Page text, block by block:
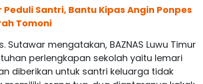
Peduli Santri, Bantu Kipas Angin Ponpes
Tomoni
Sutawar mengatakan, BAZNAS Luwu Timur
perlengkapan sekolah yaitu lemari
diberikan untuk santri keluarga tidak